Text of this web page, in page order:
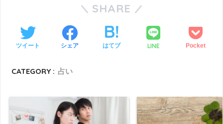
SHARE
ツイート シェア はてブ LINE Pocket
CATEGORY : 占い